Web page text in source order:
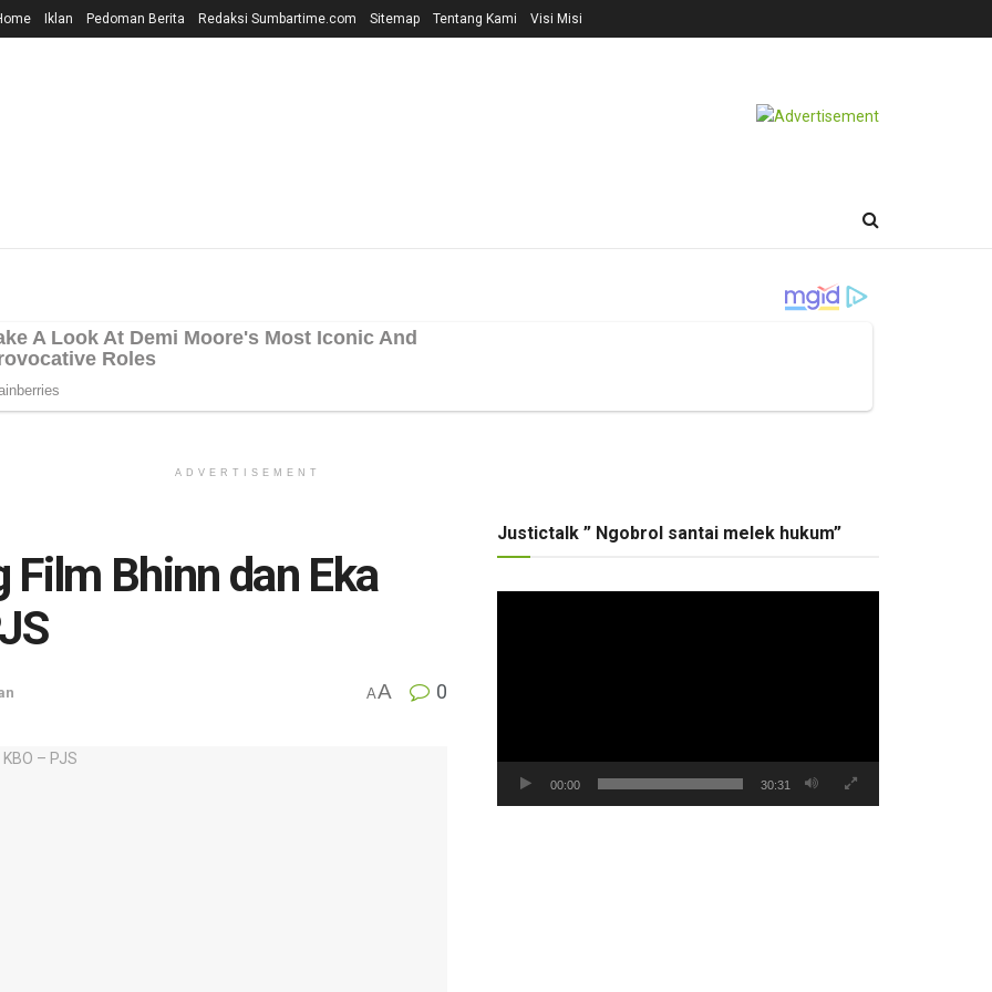
Iklan Pedoman Berita Redaksi Sumbartime.com Sitemap Tentang Kami Visi Misi
ADVERTISEMENT
Bhinn dan Eka
AA 0
Justictalk ” Ngobrol santai melek hukum”
00:00 30:31